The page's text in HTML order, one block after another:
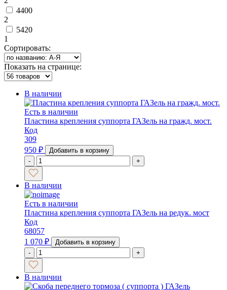
4400
2
5420
1
Сортировать:
Показать на странице:
В наличии
Есть в наличии
Пластина крепления суппорта ГАЗель на гражд. мост.
Код
309
950 ₽
Добавить в корзину
-
+
В наличии
Есть в наличии
Пластина крепления суппорта ГАЗель на редук. мост
Код
68057
1 070 ₽
Добавить в корзину
-
+
В наличии